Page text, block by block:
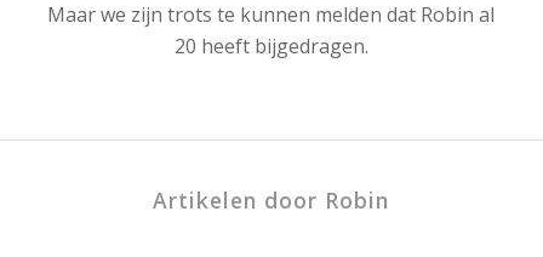
Maar we zijn trots te kunnen melden dat Robin al
20 heeft bijgedragen.
Artikelen door Robin